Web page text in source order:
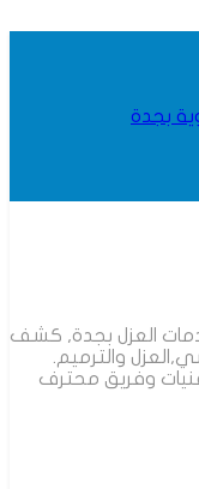
بجدة
العزل بجدة, كشف
والترميم.
وفريق محترف